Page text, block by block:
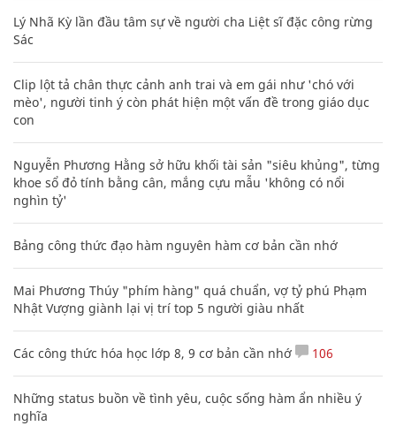
Lý Nhã Kỳ lần đầu tâm sự về người cha Liệt sĩ đặc công rừng
Sác
Clip lột tả chân thực cảnh anh trai và em gái như 'chó với
mèo', người tinh ý còn phát hiện một vấn đề trong giáo dục
con
Nguyễn Phương Hằng sở hữu khối tài sản "siêu khủng", từng
khoe sổ đỏ tính bằng cân, mắng cựu mẫu 'không có nổi
nghìn tỷ'
Bảng công thức đạo hàm nguyên hàm cơ bản cần nhớ
Mai Phương Thúy "phím hàng" quá chuẩn, vợ tỷ phú Phạm
Nhật Vượng giành lại vị trí top 5 người giàu nhất
Các công thức hóa học lớp 8, 9 cơ bản cần nhớ 106
Những status buồn về tình yêu, cuộc sống hàm ẩn nhiều ý
nghĩa